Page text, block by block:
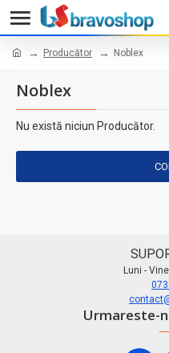
Producător Noblex
Noblex
Nu există niciun Producător.
Luni -
Urmareste-